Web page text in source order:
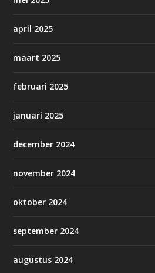
april 2025
maart 2025
februari 2025
januari 2025
december 2024
november 2024
oktober 2024
september 2024
augustus 2024